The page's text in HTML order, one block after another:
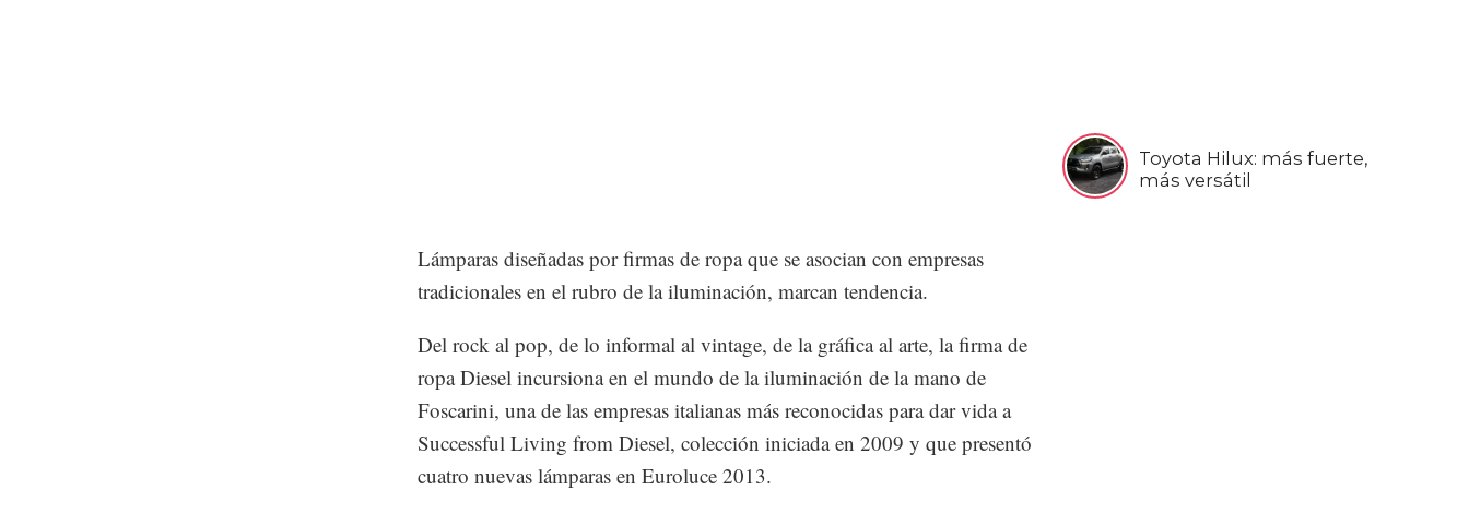
Toyota Hilux: más fuerte,
más versátil
Lámparas diseñadas por firmas de ropa que se asocian con empresas
tradicionales en el rubro de la iluminación, marcan tendencia.
Del rock al pop, de lo informal al vintage, de la gráfica al arte, la firma de
ropa Diesel incursiona en el mundo de la iluminación de la mano de
Foscarini, una de las empresas italianas más reconocidas para dar vida a
Successful Living from Diesel, colección iniciada en 2009 y que presentó
cuatro nuevas lámparas en Euroluce 2013.